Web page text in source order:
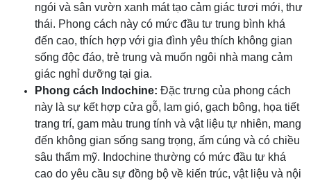
ngói và sân vườn xanh mát tạo cảm giác tươi mới, thư
thái. Phong cách này có mức đầu tư trung bình khá
đến cao, thích hợp với gia đình yêu thích không gian
sống độc đáo, trẻ trung và muốn ngôi nhà mang cảm
giác nghỉ dưỡng tại gia.
Phong cách Indochine: Đặc trưng của phong cách
này là sự kết hợp cửa gỗ, lam gió, gạch bông, họa tiết
trang trí, gam màu trung tính và vật liệu tự nhiên, mang
đến không gian sống sang trọng, ấm cúng và có chiều
sâu thẩm mỹ. Indochine thường có mức đầu tư khá
cao do yêu cầu sự đồng bộ về kiến trúc, vật liệu và nội